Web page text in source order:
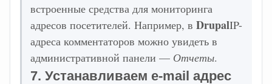
встроенные средства для мониторинга
адресов посетителей. Например, вDrupalIP-
адреса комментаторов можно увидеть в
административной панели — Отчеты.
7. Устанавливаем e-mail адрес